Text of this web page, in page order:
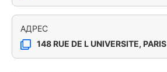
АДРЕС
148 RUE DE L UNIVERSITE, PARIS